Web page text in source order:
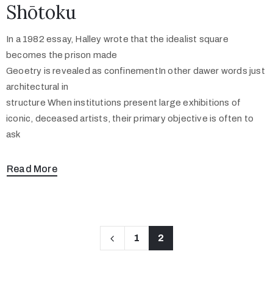
Shōtoku
In a 1982 essay, Halley wrote that the idealist square
becomes the prison made
Geoetry is revealed as confinementIn other dawer words just
architectural in
structure When institutions present large exhibitions of
iconic, deceased artists, their primary objective is often to
ask
Read More
1 2